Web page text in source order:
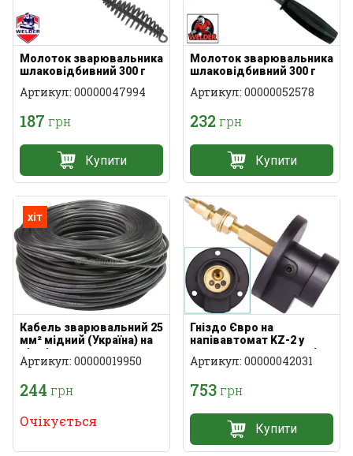
Молоток зварювальника
шлаковідбивний 300 г
Артикул: 00000047994
187 грн
Купити
Молоток зварювальника
шлаковідбивний 300 г
Артикул: 00000052578
232 грн
Купити
хіт
Кабель зварювальний 25
мм² мідний (Україна) на
відріз
Артикул: 00000019950
244 грн
Очікується
Гніздо Євро на
напівавтомат KZ-2 у
пластиковому корпусі
Артикул: 00000042031
753грн
Купити